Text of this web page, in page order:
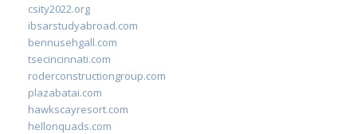
csity2022.org
ibsarstudyabroad.com
bennusehgall.com
tsecincinnati.com
roderconstructiongroup.com
plazabatai.com
hawkscayresort.com
hellonquads.com